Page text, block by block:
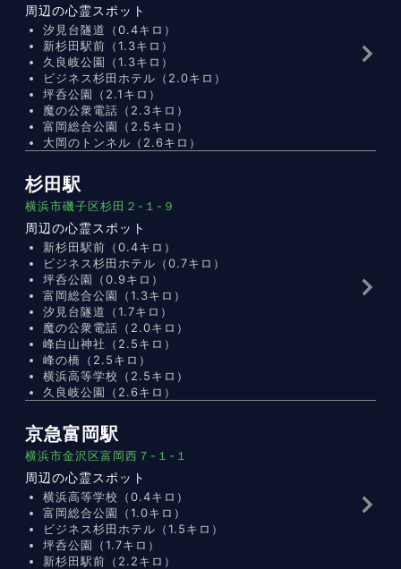
周辺の心霊スポット
汐見台隧道（0.4キロ）
新杉田駅前（1.3キロ）
久良岐公園（1.3キロ）
ビジネス杉田ホテル（2.0キロ）
坪呑公園（2.1キロ）
魔の公衆電話（2.3キロ）
富岡総合公園（2.5キロ）
大岡のトンネル（2.6キロ）
杉田駅
横浜市磯子区杉田２-１-９
周辺の心霊スポット
新杉田駅前（0.4キロ）
ビジネス杉田ホテル（0.7キロ）
坪呑公園（0.9キロ）
富岡総合公園（1.3キロ）
汐見台隧道（1.7キロ）
魔の公衆電話（2.0キロ）
峰白山神社（2.5キロ）
峰の橋（2.5キロ）
横浜高等学校（2.5キロ）
久良岐公園（2.6キロ）
京急富岡駅
横浜市金沢区富岡西７-１-１
周辺の心霊スポット
横浜高等学校（0.4キロ）
富岡総合公園（1.0キロ）
ビジネス杉田ホテル（1.5キロ）
坪呑公園（1.7キロ）
新杉田駅前（2.2キロ）